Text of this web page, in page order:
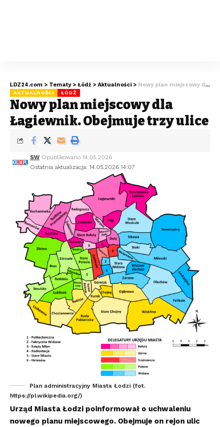
LDZ24.com > Tematy > Łódź > Aktualności > Nowy plan miejscowy dla Łagiewnik. Obejmuje trzy ulice
AKTUALNOŚCI ŁÓDŹ
Nowy plan miejscowy dla
Łagiewnik. Obejmuje trzy ulice
Ostatnia aktualizacja: 14.05.2026 14:07
SW Opublikowano 14.05.2026
Plan administracyjny Miasta Łodzi (fot.
https://pl.wikipedia.org/)
Urząd Miasta Łodzi poinformował o uchwaleniu
nowego planu miejscowego. Obejmuje on rejon ulic